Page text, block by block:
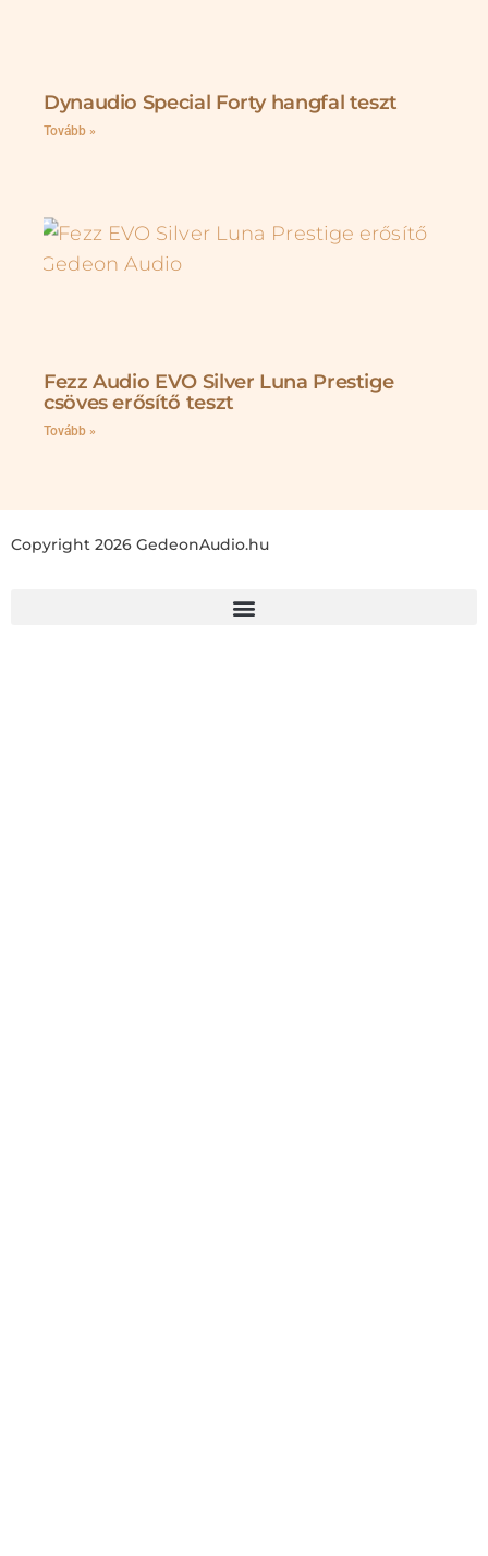
Dynaudio Special Forty hangfal teszt
Tovább »
Fezz Audio EVO Silver Luna Prestige
csöves erősítő teszt
Tovább »
Copyright 2026 GedeonAudio.hu